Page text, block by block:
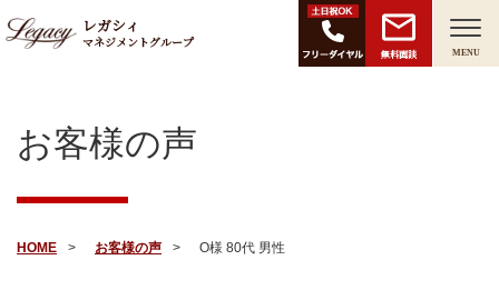
レガシィ
マネジメントグループ
無料面談 MENU
お客様の声
HOME お客様の声 O様 80代 男性